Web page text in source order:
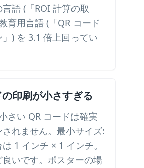
語 (「ROI 計算の取
育用言語 (「QR コード
) を 3.1 倍上回ってい
印刷が小さすぎる
さい QR コードは確実
れません。最小サイズ:
1 インチ × 1 インチ。
いです。ポスターの場